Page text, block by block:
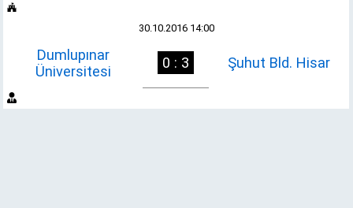
30.10.2016 14:00
Dumlupınar
Üniversitesi
0 : 3 Şuhut Bld. Hisar